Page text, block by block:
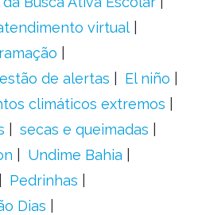
virtual
de alertas
El niño
climáticos extremos
secas e queimadas
Undime Bahia
Pedrinhas
Dias